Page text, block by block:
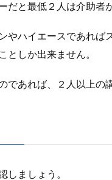
だと最低２人は介助者
やハイエースであれば
としか出来ません。
であれば、２人以上の
しましょう。